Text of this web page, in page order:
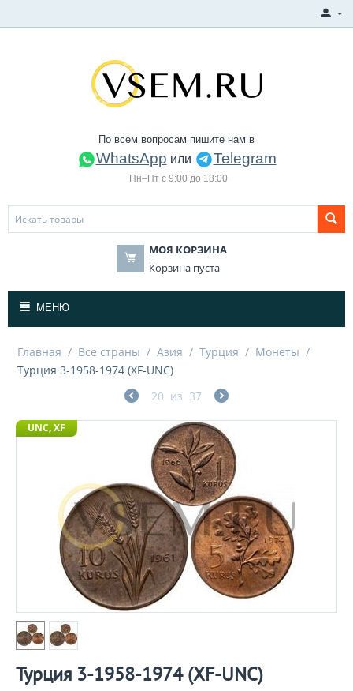
По всем вопросам пишите нам в
WhatsApp или Telegram
Пн–Пт с 9:00 до 18:00
МОЯ КОРЗИНА
Корзина пуста
МЕНЮ
Главная / Все страны / Азия / Турция / Монеты /
Турция 3-1958-1974 (XF-UNC)
20 из 37
UNC, XF
Турция 3-1958-1974 (XF-UNC)